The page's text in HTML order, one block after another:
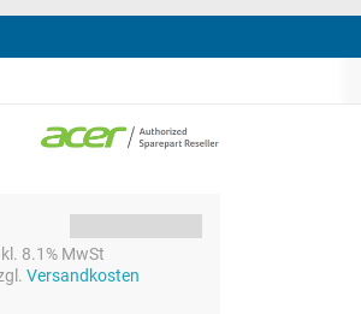
8.1% MwSt
Versandkosten